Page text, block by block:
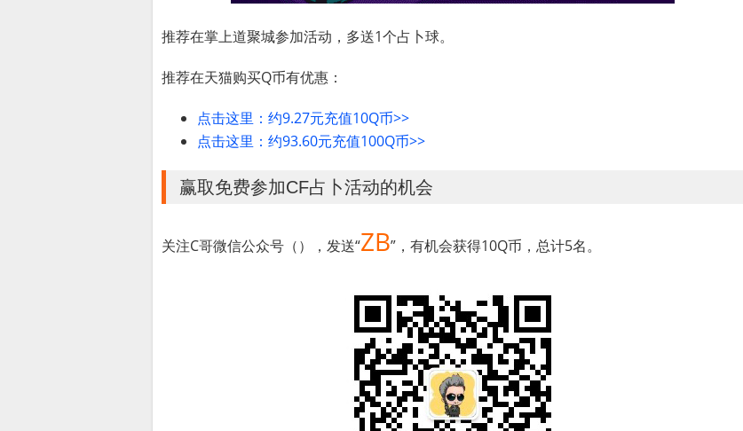
推荐在掌上道聚城参加活动，多送1个占卜球。
推荐在天猫购买Q币有优惠：
点击这里：约9.27元充值10Q币>>
点击这里：约93.60元充值100Q币>>
赢取免费参加CF占卜活动的机会
关注C哥微信公众号（），发送“ZB”，有机会获得10Q币，总计5名。